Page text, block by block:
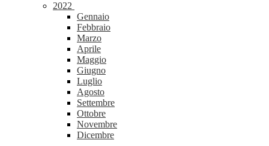
2022
Gennaio
Febbraio
Marzo
Aprile
Maggio
Giugno
Luglio
Agosto
Settembre
Ottobre
Novembre
Dicembre